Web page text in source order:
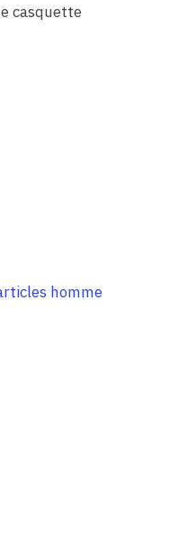
casquette
homme